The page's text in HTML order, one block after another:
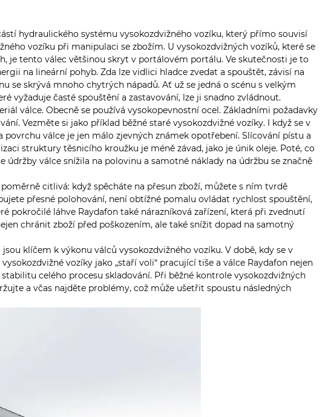
hydraulického systému vysokozdvižného vozíku, který přímo souvisí
vozíku při manipulaci se zbožím. U vysokozdvižných vozíků, které se
je tento válec většinou skryt v portálovém portálu. Ve skutečnosti je to
na lineární pohyb. Zda lze vidlici hladce zvedat a spouštět, závisí na
se skrývá mnoho chytrých nápadů. Ať už se jedná o scénu s velkým
vyžaduje časté spouštění a zastavování, lze ji snadno zvládnout.
válce. Obecně se používá vysokopevnostní ocel. Základními požadavky
Vezměte si jako příklad běžné staré vysokozdvižné vozíky. I když se v
válce je jen málo zjevných známek opotřebení. Slícování pístu a
struktury těsnicího kroužku je méně závad, jako je únik oleje. Poté, co
údržby válce snížila na polovinu a samotné náklady na údržbu se značně
citlivá: když spěcháte na přesun zboží, můžete s ním tvrdě
přesné polohování, není obtížné pomalu ovládat rychlost spouštění,
pokročilé láhve Raydafon také nárazníková zařízení, která při zvednutí
chránit zboží před poškozením, ale také snížit dopad na samotný
klíčem k výkonu válců vysokozdvižného vozíku. V době, kdy se v
vozíky jako „staří voli“ pracující tiše a válce Raydafon nejen
celého procesu skladování. Při běžné kontrole vysokozdvižných
a včas najděte problémy, což může ušetřit spoustu následných